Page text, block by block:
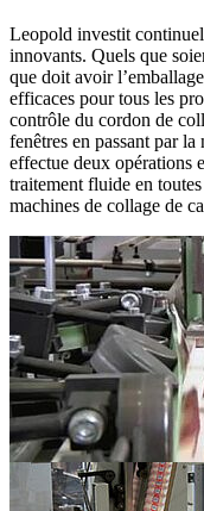
Leopold investit
innovants. Quels que
que doit avoir
efficaces pour tous les
contrôle du cordon de
fenêtres en passant par
effectue deux opérations
traitement fluide en
machines de collage de